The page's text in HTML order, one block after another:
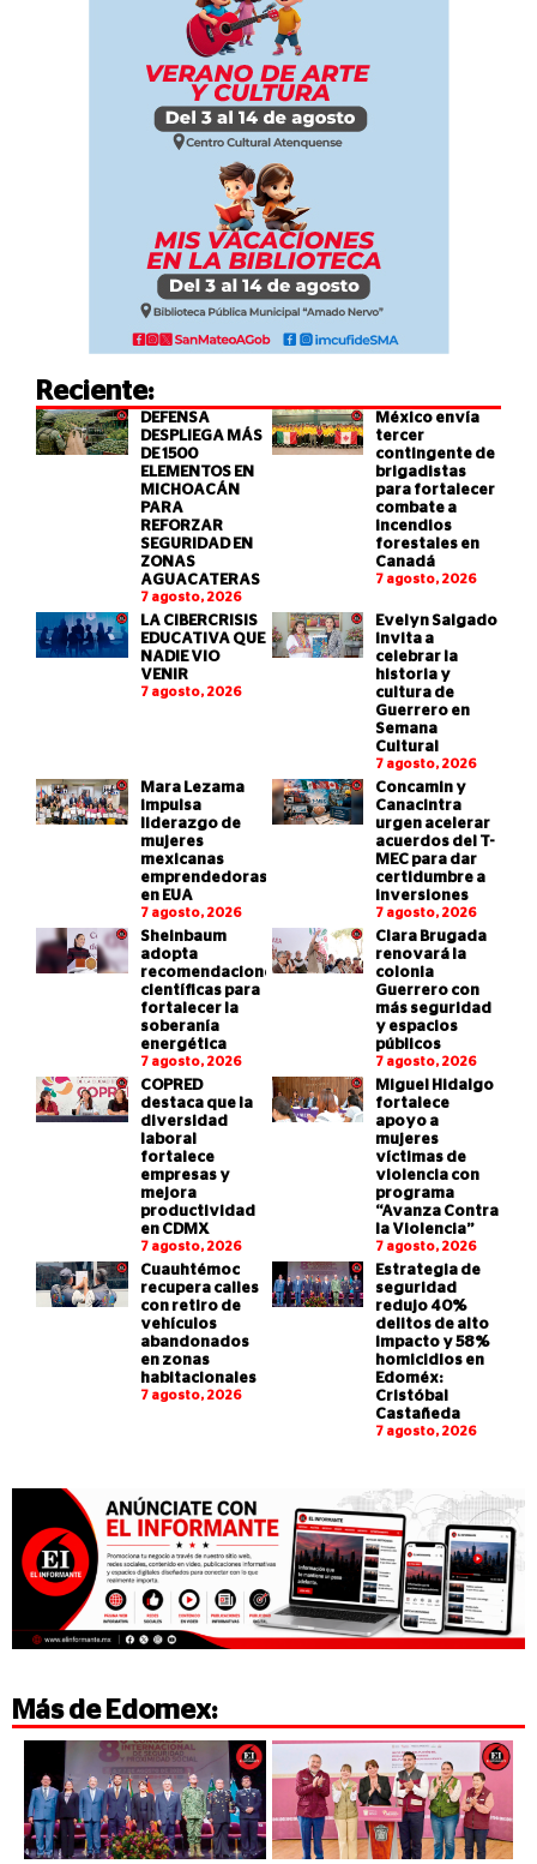
Reciente:
DEFENSA
DESPLIEGA MÁS
DE 1500
ELEMENTOS EN
MICHOACÁN
PARA
REFORZAR
SEGURIDAD EN
ZONAS
AGUACATERAS
7 agosto, 2026
México envía
tercer
contingente de
brigadistas
para fortalecer
combate a
incendios
forestales en
Canadá
7 agosto, 2026
LA CIBERCRISIS
EDUCATIVA QUE
NADIE VIO
VENIR
7 agosto, 2026
Evelyn Salgado
invita a
celebrar la
historia y
cultura de
Guerrero en
Semana
Cultural
7 agosto, 2026
Mara Lezama
impulsa
liderazgo de
mujeres
mexicanas
emprendedoras
en EUA
7 agosto, 2026
Concamin y
Canacintra
urgen acelerar
acuerdos del T-
MEC para dar
certidumbre a
inversiones
7 agosto, 2026
Sheinbaum
adopta
recomendaciones
científicas para
fortalecer la
soberanía
energética
7 agosto, 2026
Clara Brugada
renovará la
colonia
Guerrero con
más seguridad
y espacios
públicos
7 agosto, 2026
COPRED
destaca que la
diversidad
laboral
fortalece
empresas y
mejora
productividad
en CDMX
7 agosto, 2026
Miguel Hidalgo
fortalece
apoyo a
mujeres
víctimas de
violencia con
programa
“Avanza Contra
la Violencia”
7 agosto, 2026
Cuauhtémoc
recupera calles
con retiro de
vehículos
abandonados
en zonas
habitacionales
7 agosto, 2026
Estrategia de
seguridad
redujo 40%
delitos de alto
impacto y 58%
homicidios en
Edoméx:
Cristóbal
Castañeda
7 agosto, 2026
Más de Edomex: